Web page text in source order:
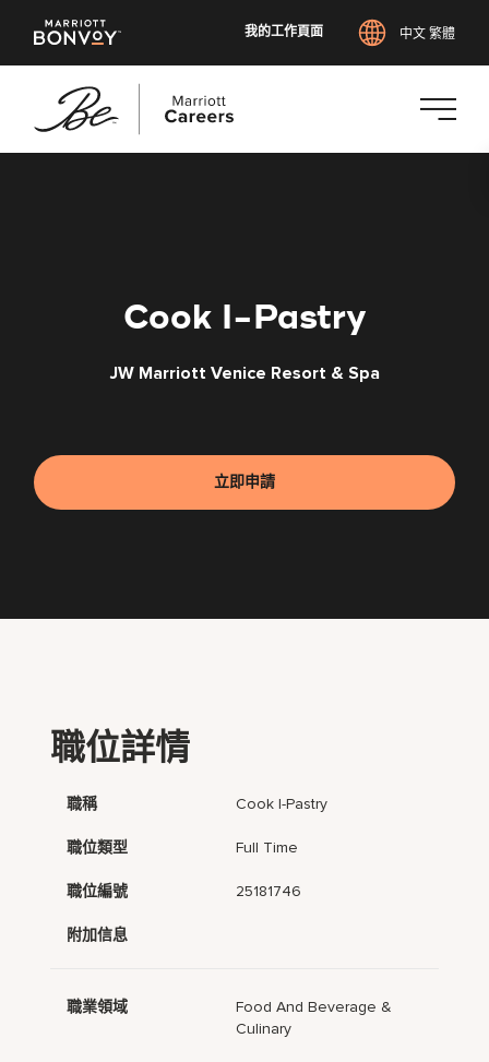
我的工作頁面 中文 繁體
Cook I-Pastry
JW Marriott Venice Resort & Spa
立即申請
職位詳情
職稱 Cook I-Pastry
職位類型 Full Time
職位編號 25181746
附加信息
職業領域
Food And Beverage &
Culinary